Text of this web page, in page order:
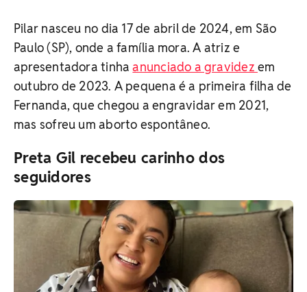
Pilar nasceu no dia 17 de abril de 2024, em São
Paulo (SP), onde a família mora. A atriz e
apresentadora tinhaanunciado a gravidezem
outubro de 2023. A pequena é a primeira filha de
Fernanda, que chegou a engravidar em 2021,
mas sofreu um aborto espontâneo.
Preta Gil recebeu carinho dos
seguidores